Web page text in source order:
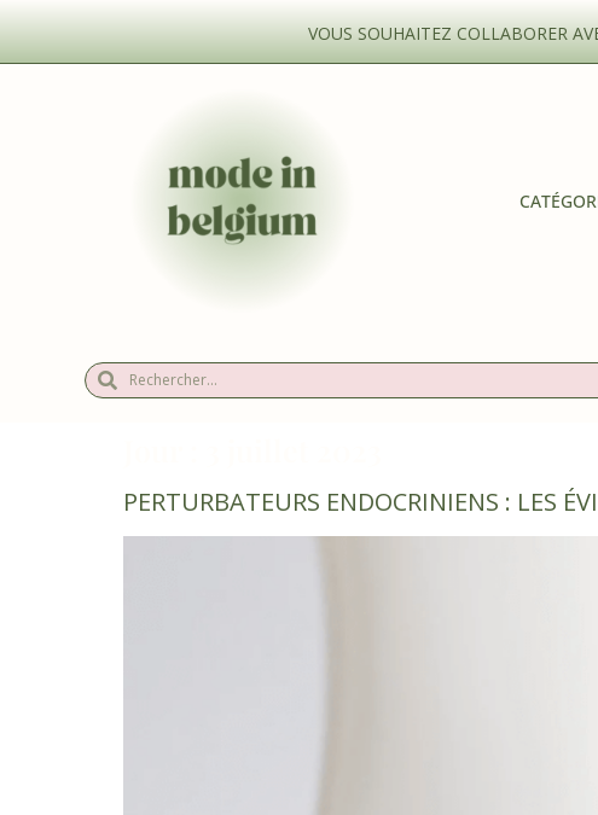
VOUS SOUHAITEZ COLLABORER
PERTURBATEURS ENDOCRINIENS : LES